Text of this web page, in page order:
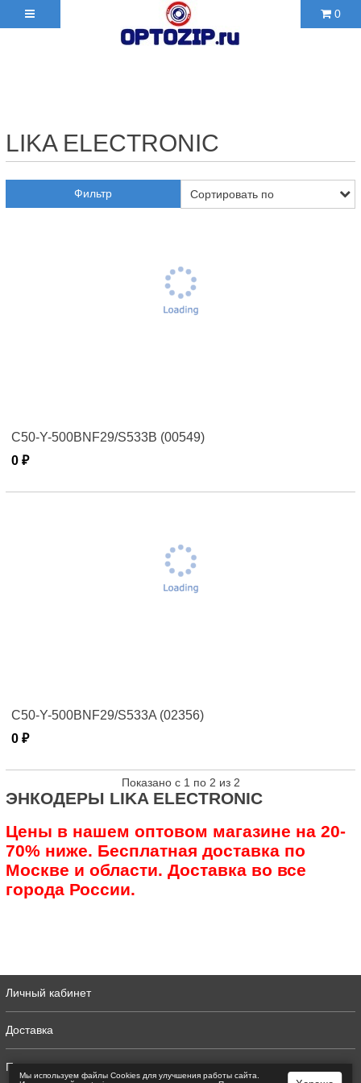
0
LIKA ELECTRONIC
Фильтр
С50-Y-500BNF29/S533B (00549)
0 ₽
С50-Y-500BNF29/S533A (02356)
0 ₽
Показано с 1 по 2 из 2
ЭНКОДЕРЫ LIKA ELECTRONIC
Цены в нашем оптовом магазине на 20-
70% ниже. Бесплатная доставка по
Москве и области. Доставка во все
города России.
Личный кабинет
Доставка
Полная версия
Мы используем файлы Сookies для улучшения работы сайта.